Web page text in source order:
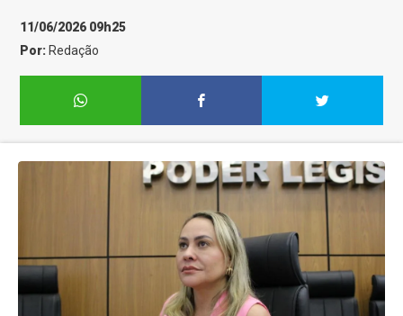
11/06/2026 09h25
Por: Redação